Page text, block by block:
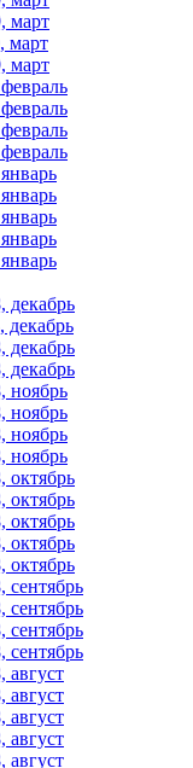
март
март
март
декабрь
декабрь
декабрь
декабрь
ноябрь
ноябрь
ноябрь
ноябрь
октябрь
октябрь
октябрь
октябрь
октябрь
сентябрь
сентябрь
сентябрь
сентябрь
август
август
август
август
август